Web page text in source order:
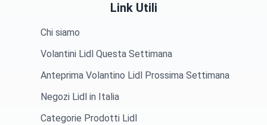
Link Utili
Chi siamo
Volantini Lidl Questa Settimana
Anteprima Volantino Lidl Prossima Settimana
Negozi Lidl in Italia
Categorie Prodotti Lidl